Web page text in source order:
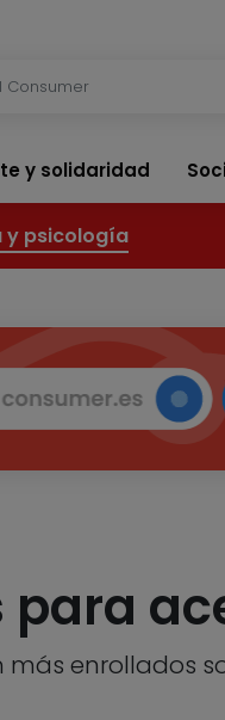
y solidaridad
y psicología
para
enrollados